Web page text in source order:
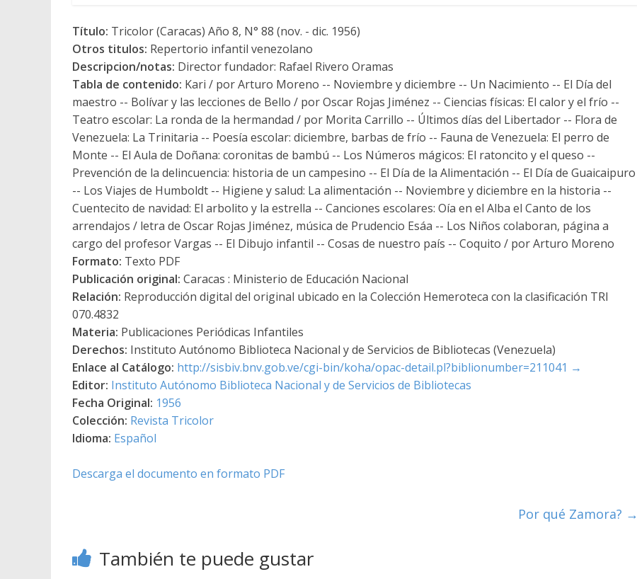
Título: Tricolor (Caracas) Año 8, N° 88 (nov. - dic. 1956)
Otros titulos: Repertorio infantil venezolano
Descripcion/notas: Director fundador: Rafael Rivero Oramas
Tabla de contenido: Kari / por Arturo Moreno -- Noviembre y diciembre -- Un Nacimiento -- El Día del
maestro -- Bolívar y las lecciones de Bello / por Oscar Rojas Jiménez -- Ciencias físicas: El calor y el frío --
Teatro escolar: La ronda de la hermandad / por Morita Carrillo -- Últimos días del Libertador -- Flora de
Venezuela: La Trinitaria -- Poesía escolar: diciembre, barbas de frío -- Fauna de Venezuela: El perro de
Monte -- El Aula de Doñana: coronitas de bambú -- Los Números mágicos: El ratoncito y el queso --
Prevención de la delincuencia: historia de un campesino -- El Día de la Alimentación -- El Día de Guaicaipuro
-- Los Viajes de Humboldt -- Higiene y salud: La alimentación -- Noviembre y diciembre en la historia --
Cuentecito de navidad: El arbolito y la estrella -- Canciones escolares: Oía en el Alba el Canto de los
arrendajos / letra de Oscar Rojas Jiménez, música de Prudencio Esáa -- Los Niños colaboran, página a
cargo del profesor Vargas -- El Dibujo infantil -- Cosas de nuestro país -- Coquito / por Arturo Moreno
Formato: Texto PDF
Publicación original: Caracas : Ministerio de Educación Nacional
Relación: Reproducción digital del original ubicado en la Colección Hemeroteca con la clasificación TRI
070.4832
Materia: Publicaciones Periódicas Infantiles
Derechos: Instituto Autónomo Biblioteca Nacional y de Servicios de Bibliotecas (Venezuela)
Enlace al Catálogo: http://sisbiv.bnv.gob.ve/cgi-bin/koha/opac-detail.pl?biblionumber=211041 →
Editor: Instituto Autónomo Biblioteca Nacional y de Servicios de Bibliotecas
Fecha Original: 1956
Colección: Revista Tricolor
Idioma: Español
Descarga el documento en formato PDF
Por qué Zamora? →
También te puede gustar